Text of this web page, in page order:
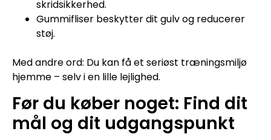
skridsikkerhed.
Gummifliser beskytter dit gulv og reducerer
støj.
Med andre ord: Du kan få et seriøst træningsmiljø
hjemme – selv i en lille lejlighed.
Før du køber noget: Find dit
mål og dit udgangspunkt